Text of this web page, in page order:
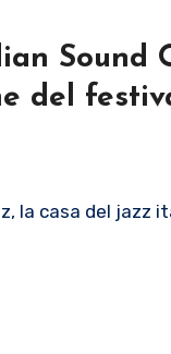
Sound
del
la casa del jazz